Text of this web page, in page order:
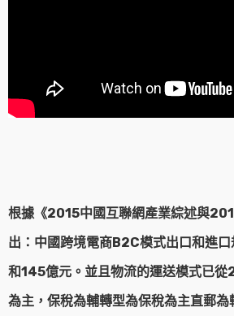
根據《2015中國互聯網產業綜述與
出：中國跨境電商B2C模式出口和進
和145億元。並且物流的運送模式已
為主，保稅為輔轉型為保稅為主直郵